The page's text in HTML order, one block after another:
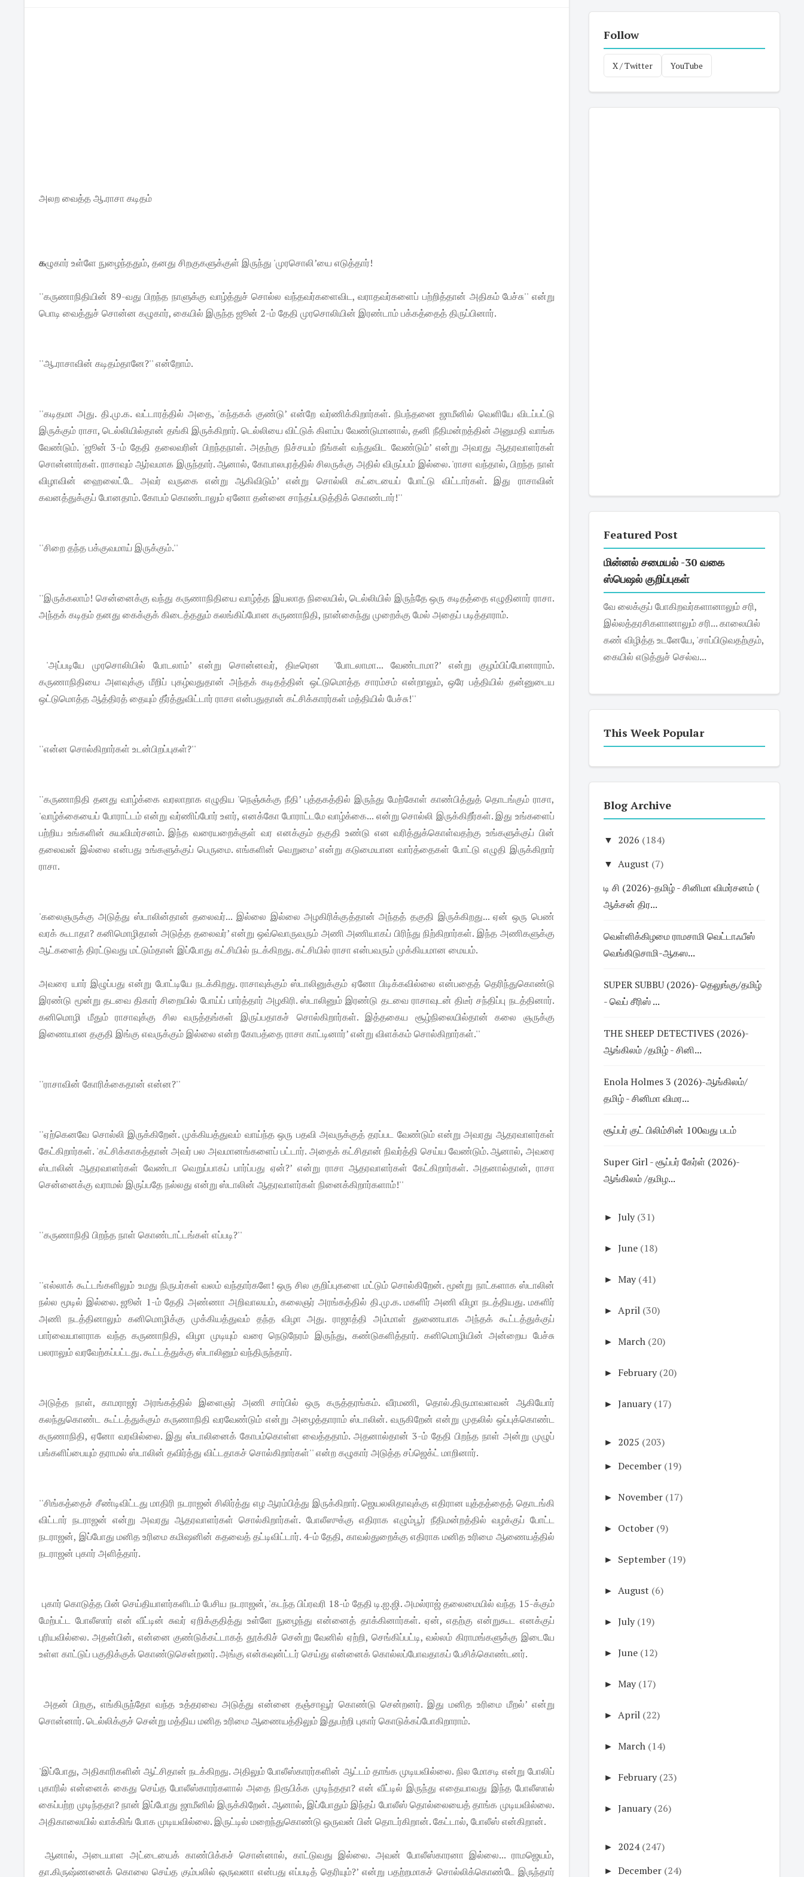
அலற வைத்த ஆ.ராசா கடிதம்
கழுகார் உள்ளே நுழைந்ததும், தனது சிறகுகளுக்குள் இருந்து 'முரசொலி’யை எடுத்தார்!
''கருணாநிதியின் 89-வது பிறந்த நாளுக்கு வாழ்த்துச் சொல்ல வந்தவர்களைவிட, வராதவர்களைப் பற்றித்தான் அதிகம் பேச்சு'' என்று
பொடி வைத்துச் சொன்ன கழுகார், கையில் இருந்த ஜூன் 2-ம் தேதி முரசொலியின் இரண்டாம் பக்கத்தைத் திருப்பினார்.
''ஆ.ராசாவின் கடிதம்தானே?'' என்றோம்.
''கடிதமா அது. தி.மு.க. வட்டாரத்தில் அதை, 'கந்தகக் குண்டு’ என்றே வர்ணிக்கிறார்கள். நிபந்தனை ஜாமீனில் வெளியே விடப்பட்டு
இருக்கும் ராசா, டெல்லியில்தான் தங்கி இருக்கிறார். டெல்லியை விட்டுக் கிளம்ப வேண்டுமானால், தனி நீதிமன்றத்தின் அனுமதி வாங்க
வேண்டும். 'ஜூன் 3-ம் தேதி தலைவரின் பிறந்தநாள். அதற்கு நிச்சயம் நீங்கள் வந்துவிட வேண்டும்’ என்று அவரது ஆதரவாளர்கள்
சொன்னார்கள். ராசாவும் ஆர்வமாக இருந்தார். ஆனால், கோபாலபுரத்தில் சிலருக்கு அதில் விருப்பம் இல்லை. 'ராசா வந்தால், பிறந்த நாள்
விழாவின் ஹைலைட்டே அவர் வருகை என்று ஆகிவிடும்’ என்று சொல்லி கட்டையைப் போட்டு விட்டார்கள். இது ராசாவின்
கவனத்துக்குப் போனதாம். கோபம் கொண்டாலும் ஏனோ தன்னை சாந்தப்படுத்திக் கொண்டார்!''
''சிறை தந்த பக்குவமாய் இருக்கும்.''
''இருக்கலாம்! சென்னைக்கு வந்து கருணாநிதியை வாழ்த்த இயலாத நிலையில், டெல்லியில் இருந்தே ஒரு கடிதத்தை எழுதினார் ராசா.
அந்தக் கடிதம் தனது கைக்குக் கிடைத்ததும் கலங்கிப்போன கருணாநிதி, நான்கைந்து முறைக்கு மேல் அதைப் படித்தாராம்.
'அப்படியே முரசொலியில் போடலாம்’ என்று சொன்னவர், திடீரென 'போடலாமா... வேண்டாமா?’ என்று குழம்பிப்போனாராம்.
கருணாநிதியை அளவுக்கு மீறிப் புகழ்வதுதான் அந்தக் கடிதத்தின் ஒட்டுமொத்த சாரம்சம் என்றாலும், ஒரே பத்தியில் தன்னுடைய
ஒட்டுமொத்த ஆத்திரத் தையும் தீர்த்துவிட்டார் ராசா என்பதுதான் கட்சிக்காரர்கள் மத்தியில் பேச்சு!''
''என்ன சொல்கிறார்கள் உடன்பிறப்புகள்?''
''கருணாநிதி தனது வாழ்க்கை வரலாறாக எழுதிய 'நெஞ்சுக்கு நீதி’ புத்தகத்தில் இருந்து மேற்கோள் காண்பித்துத் தொடங்கும் ராசா,
'வாழ்க்கையைப் போராட்டம் என்று வர்ணிப்போர் உளர், எனக்கோ போராட்டமே வாழ்க்கை... என்று சொல்லி இருக்கிறீர்கள். இது உங்களைப்
பற்றிய உங்களின் சுயவிமர்சனம். இந்த வரையறைக்குள் வர எனக்கும் தகுதி உண்டு என வரித்துக்கொள்வதற்கு உங்களுக்குப் பின்
தலைவன் இல்லை என்பது உங்களுக்குப் பெருமை. எங்களின் வெறுமை’ என்று கடுமையான வார்த்தைகள் போட்டு எழுதி இருக்கிறார்
ராசா.
'கலைஞருக்கு அடுத்து ஸ்டாலின்தான் தலைவர்... இல்லை இல்லை அழகிரிக்குத்தான் அந்தத் தகுதி இருக்கிறது... ஏன் ஒரு பெண்
வரக் கூடாதா? கனிமொழிதான் அடுத்த தலைவர்’ என்று ஒவ்வொருவரும் அணி அணியாகப் பிரிந்து நிற்கிறார்கள். இந்த அணிகளுக்கு
ஆட்களைத் திரட்டுவது மட்டும்தான் இப்போது கட்சியில் நடக்கிறது. கட்சியில் ராசா என்பவரும் முக்கியமான மையம்.
அவரை யார் இழுப்பது என்று போட்டியே நடக்கிறது. ராசாவுக்கும் ஸ்டாலினுக்கும் ஏனோ பிடிக்கவில்லை என்பதைத் தெரிந்துகொண்டு
இரண்டு மூன்று தடவை திகார் சிறையில் போய்ப் பார்த்தார் அழகிரி. ஸ்டாலினும் இரண்டு தடவை ராசாவுடன் திடீர் சந்திப்பு நடத்தினார்.
கனிமொழி மீதும் ராசாவுக்கு சில வருத்தங்கள் இருப்பதாகச் சொல்கிறார்கள். இத்தகைய சூழ்நிலையில்தான் கலை ஞருக்கு
இணையான தகுதி இங்கு எவருக்கும் இல்லை என்ற கோபத்தை ராசா காட்டினார்’ என்று விளக்கம் சொல்கிறார்கள்.''
''ராசாவின் கோரிக்கைதான் என்ன?''
''ஏற்கெனவே சொல்லி இருக்கிறேன். முக்கியத்துவம் வாய்ந்த ஒரு பதவி அவருக்குத் தரப்பட வேண்டும் என்று அவரது ஆதரவாளர்கள்
கேட்கிறார்கள். 'கட்சிக்காகத்தான் அவர் பல அவமானங்களைப் பட்டார். அதைக் கட்சிதான் நிவர்த்தி செய்ய வேண்டும். ஆனால், அவரை
ஸ்டாலின் ஆதரவாளர்கள் வேண்டா வெறுப்பாகப் பார்ப்பது ஏன்?’ என்று ராசா ஆதரவாளர்கள் கேட்கிறார்கள். அதனால்தான், ராசா
சென்னைக்கு வராமல் இருப்பதே நல்லது என்று ஸ்டாலின் ஆதரவாளர்கள் நினைக்கிறார்களாம்!''
''கருணாநிதி பிறந்த நாள் கொண்டாட்டங்கள் எப்படி?''
''எல்லாக் கூட்டங்களிலும் உமது நிருபர்கள் வலம் வந்தார்களே! ஒரு சில குறிப்புகளை மட்டும் சொல்கிறேன். மூன்று நாட்களாக ஸ்டாலின்
நல்ல மூடில் இல்லை. ஜூன் 1-ம் தேதி அண்ணா அறிவாலயம், கலைஞர் அரங்கத்தில் தி.மு.க. மகளிர் அணி விழா நடத்தியது. மகளிர்
அணி நடத்தினாலும் கனிமொழிக்கு முக்கியத்துவம் தந்த விழா அது. ராஜாத்தி அம்மாள் துணையாக அந்தக் கூட்டத்துக்குப்
பார்வையாளராக வந்த கருணாநிதி, விழா முடியும் வரை நெடுநேரம் இருந்து, கண்டுகளித்தார். கனிமொழியின் அன்றைய பேச்சு
பலராலும் வரவேற்கப்பட்டது. கூட்டத்துக்கு ஸ்டாலினும் வந்திருந்தார்.
அடுத்த நாள், காமராஜர் அரங்கத்தில் இளைஞர் அணி சார்பில் ஒரு கருத்தரங்கம். வீரமணி, தொல்.திருமாவளவன் ஆகியோர்
கலந்துகொண்ட கூட்டத்துக்கும் கருணாநிதி வரவேண்டும் என்று அழைத்தாராம் ஸ்டாலின். வருகிறேன் என்று முதலில் ஒப்புக்கொண்ட
கருணாநிதி, ஏனோ வரவில்லை. இது ஸ்டாலினைக் கோபம்கொள்ள வைத்ததாம். அதனால்தான் 3-ம் தேதி பிறந்த நாள் அன்று முழுப்
பங்களிப்பையும் தராமல் ஸ்டாலின் தவிர்த்து விட்டதாகச் சொல்கிறார்கள்'' என்ற கழுகார் அடுத்த சப்ஜெக்ட் மாறினார்.
''சிங்கத்தைச் சீண்டிவிட்டது மாதிரி நடராஜன் சிலிர்த்து எழ ஆரம்பித்து இருக்கிறார். ஜெயலலிதாவுக்கு எதிரான யுத்தத்தைத் தொடங்கி
விட்டார் நடராஜன் என்று அவரது ஆதரவாளர்கள் சொல்கிறார்கள். போலீஸுக்கு எதிராக எழும்பூர் நீதிமன்றத்தில் வழக்குப் போட்ட
நடராஜன், இப்போது மனித உரிமை கமிஷனின் கதவைத் தட்டிவிட்டார். 4-ம் தேதி, காவல்துறைக்கு எதிராக மனித உரிமை ஆணையத்தில்
நடராஜன் புகார் அளித்தார்.
புகார் கொடுத்த பின் செய்தியாளர்களிடம் பேசிய நடராஜன், 'கடந்த பிப்ரவரி 18-ம் தேதி டி.ஐ.ஜி. அமல்ராஜ் தலைமையில் வந்த 15-க்கும்
மேற்பட்ட போலீஸார் என் வீட்டின் சுவர் ஏறிக்குதித்து உள்ளே நுழைந்து என்னைத் தாக்கினார்கள். ஏன், எதற்கு என்றுகூட எனக்குப்
புரியவில்லை. அதன்பின், என்னை குண்டுக்கட்டாகத் தூக்கிச் சென்று வேனில் ஏற்றி, செங்கிப்பட்டி, வல்லம் கிராமங்களுக்கு இடையே
உள்ள காட்டுப் பகுதிக்குக் கொண்டுசென்றனர். அங்கு என்கவுன்ட்டர் செய்து என்னைக் கொல்லப்போவதாகப் பேசிக்கொண்டனர்.
அதன் பிறகு, எங்கிருந்தோ வந்த உத்தரவை அடுத்து என்னை தஞ்சாவூர் கொண்டு சென்றனர். இது மனித உரிமை மீறல்’ என்று
சொன்னார். டெல்லிக்குச் சென்று மத்திய மனித உரிமை ஆணையத்திலும் இதுபற்றி புகார் கொடுக்கப்போகிறாராம்.
'இப்போது, அதிகாரிகளின் ஆட்சிதான் நடக்கிறது. அதிலும் போலீஸ்காரர்களின் ஆட்டம் தாங்க முடியவில்லை. நில மோசடி என்று போலிப்
புகாரில் என்னைக் கைது செய்த போலீஸ்காரர்களால் அதை நிரூபிக்க முடிந்ததா? என் வீட்டில் இருந்து எதையாவது இந்த போலீஸால்
கைப்பற்ற முடிந்ததா? நான் இப்போது ஜாமீனில் இருக்கிறேன். ஆனால், இப்போதும் இந்தப் போலீஸ் தொல்லையைத் தாங்க முடியவில்லை.
அதிகாலையில் வாக்கிங் போக முடியவில்லை. இருட்டில் மறைந்துகொண்டு ஒருவன் பின் தொடர்கிறான். கேட்டால், போலீஸ் என்கிறான்.
ஆனால், அடையாள அட்டையைக் காண்பிக்கச் சொன்னால், காட்டுவது இல்லை. அவன் போலீஸ்காரனா இல்லை... ராமஜெயம்,
தா.கிருஷ்ணனைக் கொலை செய்த கும்பலில் ஒருவனா என்பது எப்படித் தெரியும்?’ என்று பதற்றமாகச் சொல்லிக்கொண்டே இருந்தார்
Follow
X / Twitter YouTube
Featured Post
மின்னல் சமையல் -30 வகை
ஸ்பெஷல் குறிப்புகள்
வே லைக்குப் போகிறவர்களானாலும் சரி,
இல்லத்தரசிகளானாலும் சரி... காலையில்
கண் விழித்த உடனேயே, 'சாப்பிடுவதற்கும்,
கையில் எடுத்துச் செல்வ...
This Week Popular
Blog Archive
▼ 2026 (184)
▼ August (7)
டி சி (2026)-தமிழ் - சினிமா விமர்சனம் (
ஆக்சன் திர...
வெள்ளிக்கிழமை ராமசாமி வெட்டாஃபீஸ்
வெங்கிடுசாமி-ஆகஸ...
SUPER SUBBU (2026)- தெலுங்கு/தமிழ்
- வெப் சீரிஸ் ...
THE SHEEP DETECTIVES (2026)-
ஆங்கிலம் /தமிழ் - சினி...
Enola Holmes 3 (2026)-ஆங்கிலம்/
தமிழ் - சினிமா விமர...
சூப்பர் குட் பிலிம்சின் 100வது படம்
Super Girl - சூப்பர் கேர்ள் (2026)-
ஆங்கிலம் /தமிழ...
► July (31)
► June (18)
► May (41)
► April (30)
► March (20)
► February (20)
► January (17)
► 2025 (203)
► December (19)
► November (17)
► October (9)
► September (19)
► August (6)
► July (19)
► June (12)
► May (17)
► April (22)
► March (14)
► February (23)
► January (26)
► 2024 (247)
► December (24)